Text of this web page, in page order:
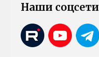
Наши соцсети